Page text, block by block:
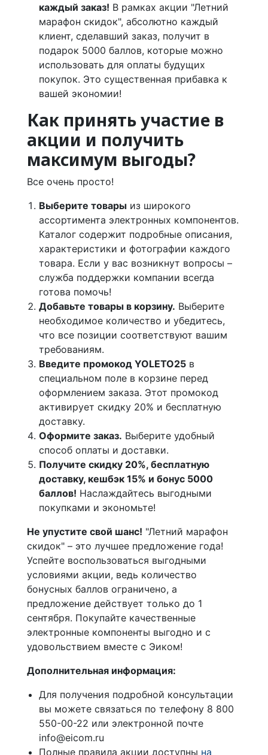
каждый заказ! В рамках акции "Летний
марафон скидок", абсолютно каждый
клиент, сделавший заказ, получит в
подарок 5000 баллов, которые можно
использовать для оплаты будущих
покупок. Это существенная прибавка к
вашей экономии!
Как принять участие в
акции и получить
максимум выгоды?
Все очень просто!
Выберите товары из широкого
ассортимента электронных компонентов.
Каталог содержит подробные описания,
характеристики и фотографии каждого
товара. Если у вас возникнут вопросы –
служба поддержки компании всегда
готова помочь!
Добавьте товары в корзину. Выберите
необходимое количество и убедитесь,
что все позиции соответствуют вашим
требованиям.
Введите промокод YOLETO25 в
специальном поле в корзине перед
оформлением заказа. Этот промокод
активирует скидку 20% и бесплатную
доставку.
Оформите заказ. Выберите удобный
способ оплаты и доставки.
Получите скидку 20%, бесплатную
доставку, кешбэк 15% и бонус 5000
баллов! Наслаждайтесь выгодными
покупками и экономьте!
Не упустите свой шанс! "Летний марафон
скидок" – это лучшее предложение года!
Успейте воспользоваться выгодными
условиями акции, ведь количество
бонусных баллов ограничено, а
предложение действует только до 1
сентября. Покупайте качественные
электронные компоненты выгодно и с
удовольствием вместе с Эиком!
Дополнительная информация:
Для получения подробной консультации
вы можете связаться по телефону 8 800
550-00-22 или электронной почте
info@eicom.ru
Полные правила акции доступны на